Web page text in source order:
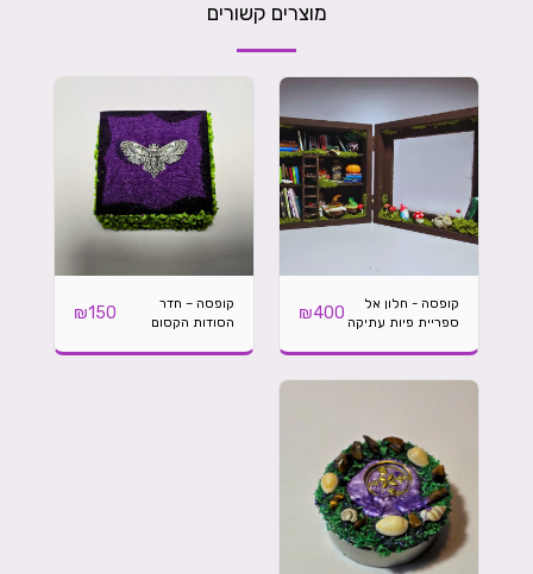
מוצרים קשורים
קופסה - חלון אל
ספריית פיות עתיקה
₪400
קופסה – חדר
הסודות הקסום
₪150